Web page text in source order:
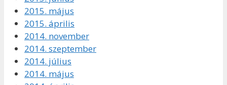
2015. május
2015. április
2014. november
2014. szeptember
2014. július
2014. május